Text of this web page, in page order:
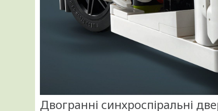
Двогранні синхроспіральні